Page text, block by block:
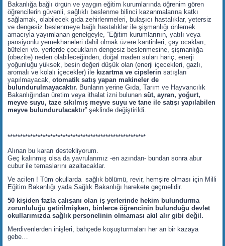
Bakanlığa bağlı örgün ve yaygın eğitim kurumlarında öğrenim gören
öğrencilerin güvenli, sağlıklı beslenme bilinci kazanmalarına katkı
sağlamak, olabilecek gıda zehirlenmeleri, bulaşıcı hastalıklar, yetersiz
ve dengesiz beslenmeye bağlı hastalıklar ile şişmanlığı önlemek
amacıyla yayımlanan genelgeyle, ”Eğitim kurumlarının, yatılı veya
pansiyonlu yemekhaneleri dahil olmak üzere kantinleri, çay ocakları,
büfeleri vb. yerlerde çocukların dengesiz beslenmesine, şişmanlığa
(obezite) neden olabileceğinden, doğal maden suları hariç, enerji
yoğunluğu yüksek, besin değeri düşük olan (enerji içecekleri, gazlı,
aromalı ve kolalı içecekler) ile kızartma ve cipslerin satışları
yapılmayacak,otomatik satış yapan makineler de
bulundurulmayacaktır. Bunların yerine Gıda, Tarım ve Hayvancılık
Bakanlığından üretim veya ithalat izni bulunansüt, ayran, yoğurt,
meyve suyu, taze sıkılmış meyve suyu ve tane ile satışı yapılabilen
meyve bulundurulacaktır” şeklinde değiştirildi.
*******************************************************
Alınan bu kararı destekliyorum.
Geç kalınmış olsa da yavrularımız -en azından- bundan sonra abur
cubur ile temaslarını azaltacaklar.
Ve acilen ! Tüm okullarda sağlık bölümü, revir, hemşire olması için Milli
Eğitim Bakanlığı yada Sağlık Bakanlığı harekete geçmelidir.
50 kişiden fazla çalışanı olan iş yerlerinde hekim bulundurma
zorunluluğu getirilmişken, binlerce öğrencinin bulunduğu devlet
okullarımızda sağlık personelinin olmaması akıl alır gibi değil.
Merdivenlerden inişleri, bahçede koşuşturmaları her an bir kazaya
gebe…